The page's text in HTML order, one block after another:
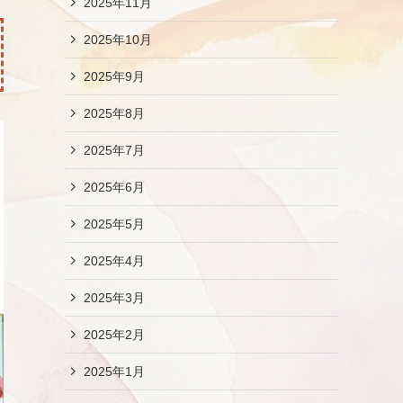
2025年10月
2025年9月
2025年8月
2025年7月
2025年6月
2025年5月
2025年4月
2025年3月
2025年2月
2025年1月